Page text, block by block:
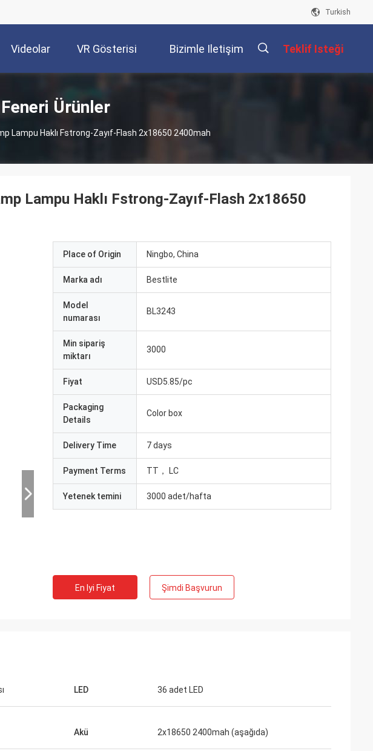
Turkish
Videolar VR Gösterisi Bizimle Iletişim Teklif Isteği
Ürünler
Lampu Haklı Fstrong-Zayıf-Flash 2x18650 2400mah
Lampu Haklı Fstrong-Zayıf-Flash 2x18650
Place of Origin Ningbo, China
Marka adı Bestlite
Model
numarası
BL3243
Min sipariş
miktarı
3000
Fiyat USD5.85/pc
Packaging
Details
Color box
Delivery Time 7 days
Payment Terms TT， LC
Yetenek temini 3000 adet/hafta
En Iyi Fiyat Şimdi Başvurun
LED 36 adet LED
Akü 2x18650 2400mah (aşağıda)